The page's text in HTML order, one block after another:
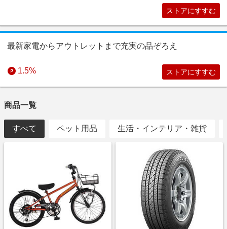
ストアにすすむ
最新家電からアウトレットまで充実の品ぞろえ
1.5% ストアにすすむ
商品一覧
すべて ペット用品 生活・インテリア・雑貨